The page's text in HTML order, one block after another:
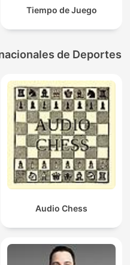
Tiempo de Juego
de Deportes
Audio Chess